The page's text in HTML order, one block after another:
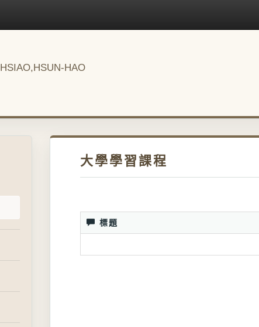
HSIAO,HSUN-HAO
大學學習課程
標題